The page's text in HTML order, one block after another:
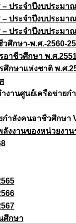
ประจำปีงบประมา
ประจำปีงบประมา
ประจำปีงบประมา
ศึกษา-พ.ศ.-2560-
าชีวศึกษา พ.ศ
กษาแห่งชาติ พ.ศ
งานศูนย์เครือข่าย
ำลังคนอาชีวศึกษา
ลังงานของหน่วยงา
ศึกษา